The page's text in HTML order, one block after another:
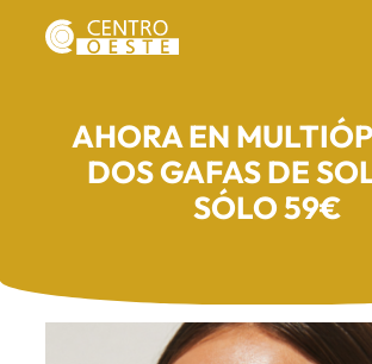
AHORA EN
DOS GAFAS DE
SÓLO 59€